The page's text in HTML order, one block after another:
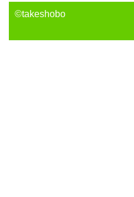
©takeshobo